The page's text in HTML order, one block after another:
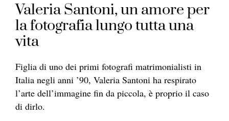
Valeria Santoni, un amore per
la fotografia lungo tutta una
vita
Figlia di uno dei primi fotografi matrimonialisti in
Italia negli anni ’90, Valeria Santoni ha respirato
l’arte dell’immagine fin da piccola, è proprio il caso
di dirlo.